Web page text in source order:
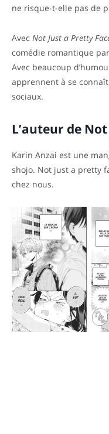
ne risque-t-elle pas de
Avec Not Just a Pretty
comédie romantique
Avec beaucoup
apprennent à se
sociaux.
L’auteur de
Karin Anzai est une
shojo. Not just a pretty
chez nous.